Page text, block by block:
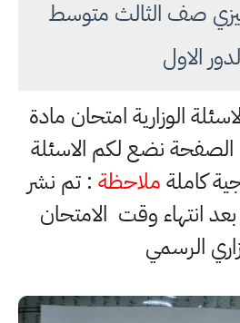
صف الثالث متوسط
الاول
الوزارية امتحان مادة
الصفحة نضع لكم الاسئلة
كاملةملاحظة : تم نشر
بعد انتهاء وقت الامتحان
الرسمي